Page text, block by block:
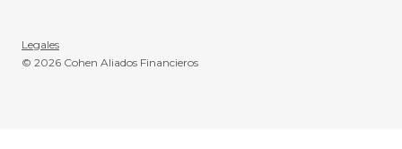
Legales
© 2026 Cohen Aliados Financieros